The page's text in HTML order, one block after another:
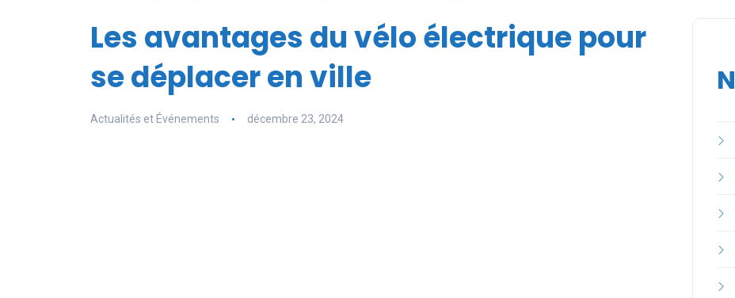
Les avantages du vélo électrique pour
se déplacer en ville
Actualités et Événements décembre 23, 2024